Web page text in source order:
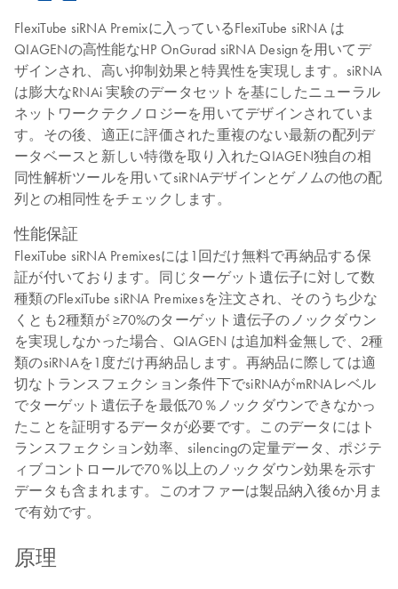
FlexiTube siRNA Premixに入っているFlexiTube siRNA は
QIAGENの高性能なHP OnGurad siRNA Designを用いてデ
ザインされ、高い抑制効果と特異性を実現します。siRNA
は膨大なRNAi 実験のデータセットを基にしたニューラル
ネットワークテクノロジーを用いてデザインされていま
す。その後、適正に評価された重複のない最新の配列デ
ータベースと新しい特徴を取り入れたQIAGEN独自の相
同性解析ツールを用いてsiRNAデザインとゲノムの他の配
列との相同性をチェックします。
性能保証
FlexiTube siRNA Premixesには1回だけ無料で再納品する保
証が付いております。同じターゲット遺伝子に対して数
種類のFlexiTube siRNA Premixesを注文され、そのうち少な
くとも2種類が ≥70%のターゲット遺伝子のノックダウン
を実現しなかった場合、QIAGEN は追加料金無しで、2種
類のsiRNAを1度だけ再納品します。再納品に際しては適
切なトランスフェクション条件下でsiRNAがmRNAレベル
でターゲット遺伝子を最低70％ノックダウンできなかっ
たことを証明するデータが必要です。このデータにはト
ランスフェクション効率、silencingの定量データ、ポジテ
ィブコントロールで70％以上のノックダウン効果を示す
データも含まれます。このオファーは製品納入後6か月ま
で有効です。
原理